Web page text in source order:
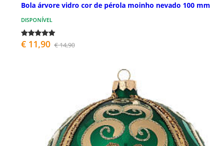
Bola árvore vidro cor de pérola moinho nevado 100 mm
DISPONÍVEL
€ 11,90 € 14,90